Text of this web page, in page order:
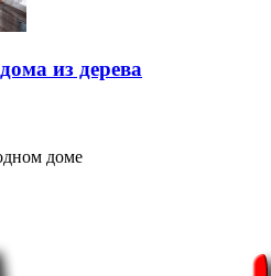
из дерева
доме